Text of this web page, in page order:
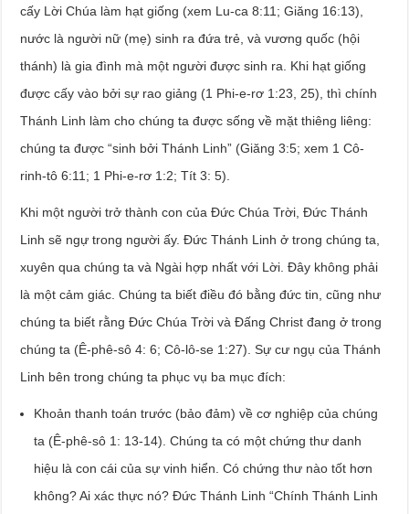
cấy Lời Chúa làm hạt giống (xem Lu-ca 8:11; Giăng 16:13),
nước là người nữ (mẹ) sinh ra đứa trẻ, và vương quốc (hội
thánh) là gia đình mà một người được sinh ra. Khi hạt giống
được cấy vào bởi sự rao giảng (1 Phi-e-rơ 1:23, 25), thì chính
Thánh Linh làm cho chúng ta được sống về mặt thiêng liêng:
chúng ta được “sinh bởi Thánh Linh” (Giăng 3:5; xem 1 Cô-
rinh-tô 6:11; 1 Phi-e-rơ 1:2; Tít 3: 5).
Khi một người trở thành con của Đức Chúa Trời, Đức Thánh
Linh sẽ ngự trong người ấy. Đức Thánh Linh ở trong chúng ta,
xuyên qua chúng ta và Ngài hợp nhất với Lời. Đây không phải
là một cảm giác. Chúng ta biết điều đó bằng đức tin, cũng như
chúng ta biết rằng Đức Chúa Trời và Đấng Christ đang ở trong
chúng ta (Ê-phê-sô 4: 6; Cô-lô-se 1:27). Sự cư ngụ của Thánh
Linh bên trong chúng ta phục vụ ba mục đích:
Khoản thanh toán trước (bảo đảm) về cơ nghiệp của chúng
ta (Ê-phê-sô 1: 13-14). Chúng ta có một chứng thư danh
hiệu là con cái của sự vinh hiển. Có chứng thư nào tốt hơn
không? Ai xác thực nó? Đức Thánh Linh “Chính Thánh Linh